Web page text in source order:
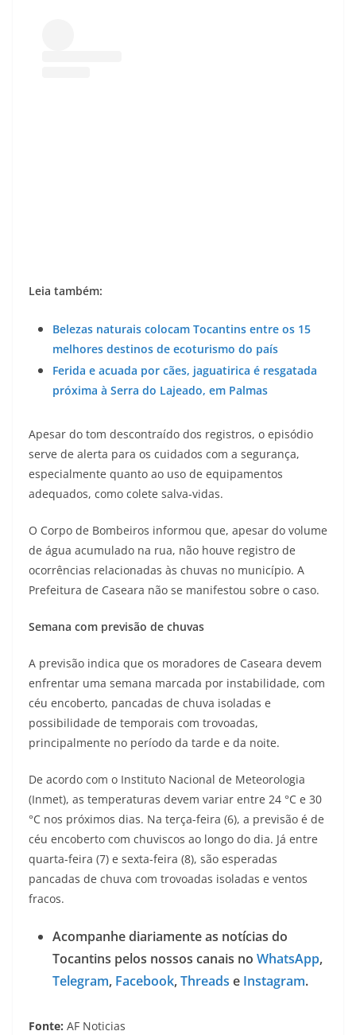
Leia também:
Belezas naturais colocam Tocantins entre os 15
melhores destinos de ecoturismo do país
Ferida e acuada por cães, jaguatirica é resgatada
próxima à Serra do Lajeado, em Palmas
Apesar do tom descontraído dos registros, o episódio
serve de alerta para os cuidados com a segurança,
especialmente quanto ao uso de equipamentos
adequados, como colete salva-vidas.
O Corpo de Bombeiros informou que, apesar do volume
de água acumulado na rua, não houve registro de
ocorrências relacionadas às chuvas no município. A
Prefeitura de Caseara não se manifestou sobre o caso.
Semana com previsão de chuvas
A previsão indica que os moradores de Caseara devem
enfrentar uma semana marcada por instabilidade, com
céu encoberto, pancadas de chuva isoladas e
possibilidade de temporais com trovoadas,
principalmente no período da tarde e da noite.
De acordo com o Instituto Nacional de Meteorologia
(Inmet), as temperaturas devem variar entre 24 °C e 30
°C nos próximos dias. Na terça-feira (6), a previsão é de
céu encoberto com chuviscos ao longo do dia. Já entre
quarta-feira (7) e sexta-feira (8), são esperadas
pancadas de chuva com trovoadas isoladas e ventos
fracos.
Acompanhe diariamente as notícias do
Tocantins pelos nossos canais no WhatsApp,
Telegram, Facebook,Threads e Instagram.
Fonte: AF Noticias